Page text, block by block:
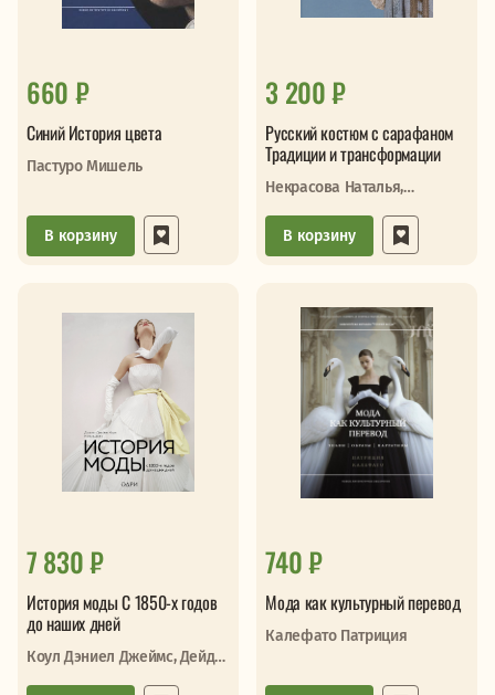
660 ₽
Синий История цвета
Пастуро Мишель
В корзину
3 200 ₽
Русский костюм с сарафаном
Традиции и трансформации
Некрасова Наталья,
В корзину
7 830 ₽
История моды С 1850-х годов
до наших дней
Коул Дэниел Джеймс, Дейд
740 ₽
Мода как культурный перевод
Калефато Патриция